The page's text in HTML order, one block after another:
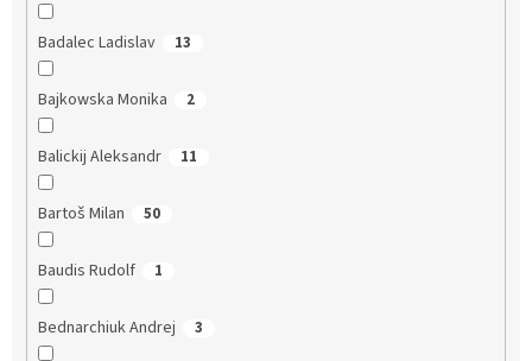
Badalec Ladislav 13
Bajkowska Monika 2
Balickij Aleksandr 11
Bartoš Milan 50
Baudis Rudolf 1
Bednarchiuk Andrej 3